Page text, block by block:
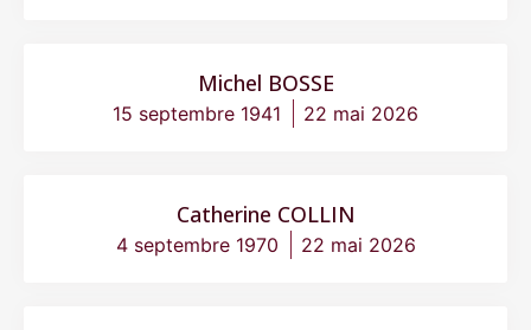
Michel BOSSE
15 septembre 1941 22 mai 2026
Catherine COLLIN
4 septembre 1970 22 mai 2026